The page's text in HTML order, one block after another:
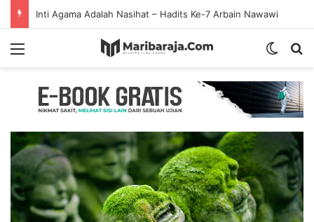
Inti Agama Adalah Nasihat – Hadits Ke-7 Arbain Nawawi